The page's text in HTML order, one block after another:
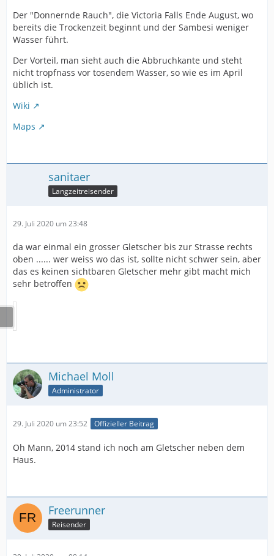
Der "Donnernde Rauch", die Victoria Falls Ende August, wo
bereits die Trockenzeit beginnt und der Sambesi weniger
Wasser führt.
Der Vorteil, man sieht auch die Abbruchkante und steht
nicht tropfnass vor tosendem Wasser, so wie es im April
üblich ist.
Wiki
Maps
sanitaer
Langzeitreisender
29. Juli 2020 um 23:48
da war einmal ein grosser Gletscher bis zur Strasse rechts
oben ...... wer weiss wo das ist, sollte nicht schwer sein, aber
das es keinen sichtbaren Gletscher mehr gibt macht mich
sehr betroffen
Michael Moll
Administrator
29. Juli 2020 um 23:52 Offizieller Beitrag
Oh Mann, 2014 stand ich noch am Gletscher neben dem
Haus.
Freerunner
Reisender